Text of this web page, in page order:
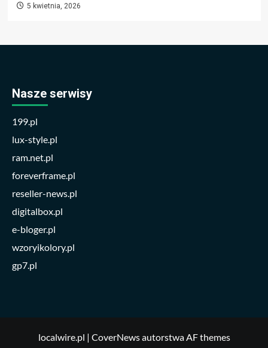
5 kwietnia, 2026
Nasze serwisy
199.pl
lux-style.pl
ram.net.pl
foreverframe.pl
reseller-news.pl
digitalbox.pl
e-bloger.pl
wzoryikolory.pl
gp7.pl
localwire.pl | CoverNewsautorstwa AF themes